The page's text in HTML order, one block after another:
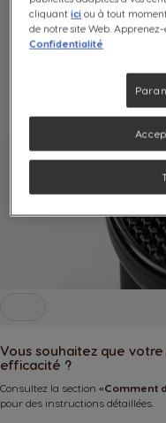
Vous souhaitez que
efficacité ?
Consultez la section «Comment
pour des instructions détaillées.
cliquantici ou à tout
de notre site Web.
Confidentialité